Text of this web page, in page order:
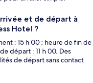
et de départ à
Hotel ?
: 15 h 00 ; heure de fin de
départ : 11 h 00. Des
de départ sans contact